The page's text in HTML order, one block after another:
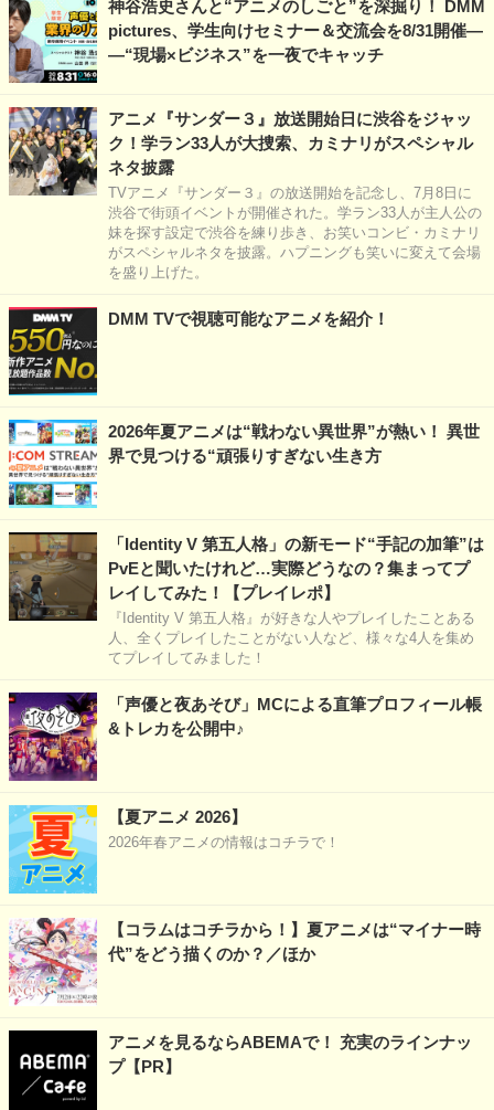
神谷浩史さんと“アニメのしごと”を深掘り！ DMM
pictures、学生向けセミナー＆交流会を8/31開催―
―“現場×ビジネス”を一夜でキャッチ
アニメ『サンダー３』放送開始日に渋谷をジャッ
ク！学ラン33人が大捜索、カミナリがスペシャル
ネタ披露
TVアニメ『サンダー３』の放送開始を記念し、7月8日に
渋谷で街頭イベントが開催された。学ラン33人が主人公の
妹を探す設定で渋谷を練り歩き、お笑いコンビ・カミナリ
がスペシャルネタを披露。ハプニングも笑いに変えて会場
を盛り上げた。
DMM TVで視聴可能なアニメを紹介！
2026年夏アニメは“戦わない異世界”が熱い！ 異世
界で見つける“頑張りすぎない生き方
「Identity V 第五人格」の新モード“手記の加筆”は
PvEと聞いたけれど…実際どうなの？集まってプ
レイしてみた！【プレイレポ】
『Identity V 第五人格』が好きな人やプレイしたことある
人、全くプレイしたことがない人など、様々な4人を集め
てプレイしてみました！
「声優と夜あそび」MCによる直筆プロフィール帳
&トレカを公開中♪
【夏アニメ 2026】
2026年春アニメの情報はコチラで！
【コラムはコチラから！】夏アニメは“マイナー時
代”をどう描くのか？／ほか
アニメを見るならABEMAで！ 充実のラインナッ
プ【PR】